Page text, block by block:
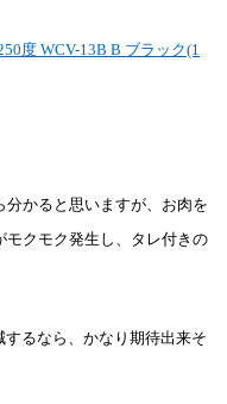
度 WCV-13B B ブラック(1
かると思いますが、お肉を
クモク発生し、タレ付きの
るなら、かなり期待出来そ